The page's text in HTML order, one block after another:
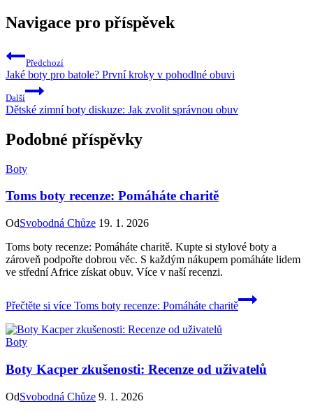
Navigace pro příspěvek
Předchozí
Jaké boty pro batole? První kroky v pohodlné obuvi
Další
Dětské zimní boty diskuze: Jak zvolit správnou obuv
Podobné příspěvky
Boty
Toms boty recenze: Pomáháte charitě
OdSvobodná Chůze 19. 1. 2026
Toms boty recenze: Pomáháte charitě. Kupte si stylové boty a
zároveň podpořte dobrou věc. S každým nákupem pomáháte lidem
ve střední Africe získat obuv. Více v naší recenzi.
Přečtěte si více Toms boty recenze: Pomáháte charitě
Boty
Boty Kacper zkušenosti: Recenze od uživatelů
OdSvobodná Chůze 9. 1. 2026